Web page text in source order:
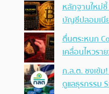
หลักฐานใหม่
บัญชีปลอมเนี
ตื่นตระหนก
เคลื่อนไหวรา
ก.ล.ต. ชงเข้
ดูแลธุรกรรม